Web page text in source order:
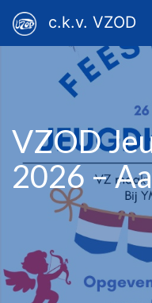
c.k.v. VZOD
VZOD
2026 –